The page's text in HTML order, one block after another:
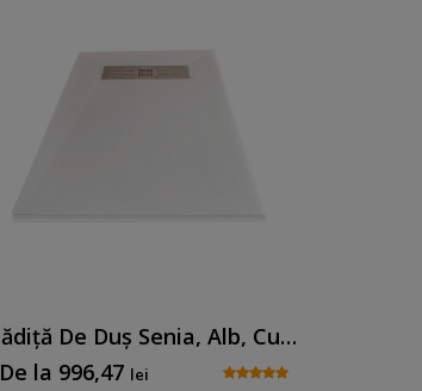
Cădiță De Duș Senia, Alb, Cu Sifon Inclus
De la 996,47 lei